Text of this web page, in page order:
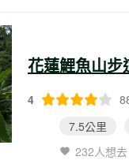
花蓮鯉魚山步
4
7.5公里
232人想去